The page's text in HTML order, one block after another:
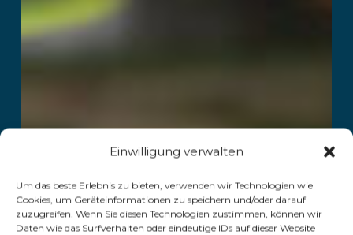
Einwilligung verwalten
Um das beste Erlebnis zu bieten, verwenden wir Technologien wie
Cookies, um Geräteinformationen zu speichern und/oder darauf
zuzugreifen. Wenn Sie diesen Technologien zustimmen, können wir
Daten wie das Surfverhalten oder eindeutige IDs auf dieser Website